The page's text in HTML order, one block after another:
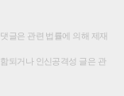
글은 관련 법률에 의해 제재
되거나 인신공격성 글은 관